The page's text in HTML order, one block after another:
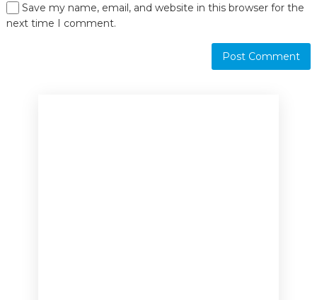
Save my name, email, and website in this browser for the
next time I comment.